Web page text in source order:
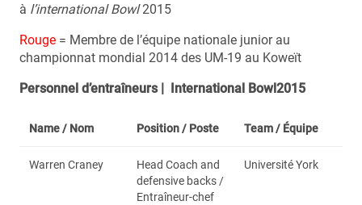
à l’international Bowl2015
Rouge = Membre de l’équipe nationale junior au
championnat mondial 2014 des UM-19 au Koweït
Personnel d’entraîneurs | International Bowl2015
Name / Nom Position / Poste Team / Équipe
Warren Craney
Head Coach and
defensive backs /
Entraîneur-chef
Université York